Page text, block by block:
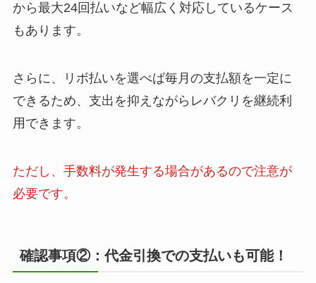
から最大24回払いなど幅広く対応しているケース
もあります。
さらに、リボ払いを選べば毎月の支払額を一定に
できるため、支出を抑えながらレバクリを継続利
用できます。
ただし、手数料が発生する場合があるので注意が
必要です。
確認事項②：代金引換での支払いも可能！